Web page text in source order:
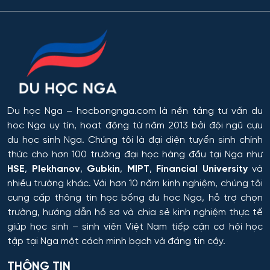
Công nghệ và thiết kế sản phẩm dệt may
Công nghệ xử lý vật liệu nghệ thuật
Công nghệ điện tử vi mô
Công tác xã hội
Công tác xã hội (hướng thanh niên)
Cơ học và mô hình toán học
Cơ học ứng dụng
Cơ khí
Du học Nga – hocbongnga.com là nền tảng tư vấn du
học Nga uy tín, hoạt động từ năm 2013 bởi đội ngũ cựu
du học sinh Nga. Chúng tôi là đại diện tuyển sinh chính
thức cho hơn 100 trường đại học hàng đầu tại Nga như
HSE, Plekhanov, Gubkin, MIPT, Financial Universityvà
nhiều trường khác. Với hơn 10 năm kinh nghiệm, chúng tôi
cung cấp thông tin học bổng du học Nga, hỗ trợ chọn
trường, hướng dẫn hồ sơ và chia sẻ kinh nghiệm thực tế
giúp học sinh – sinh viên Việt Nam tiếp cận cơ hội học
tập tại Nga một cách minh bạch và đáng tin cậy.
THÔNG TIN